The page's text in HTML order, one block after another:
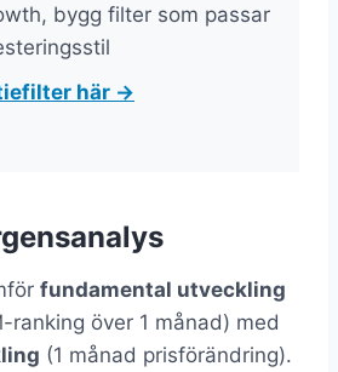
bygg filter som passar
här →
fundamental utveckling
ranking över 1 månad) med
(1 månad prisförändring).